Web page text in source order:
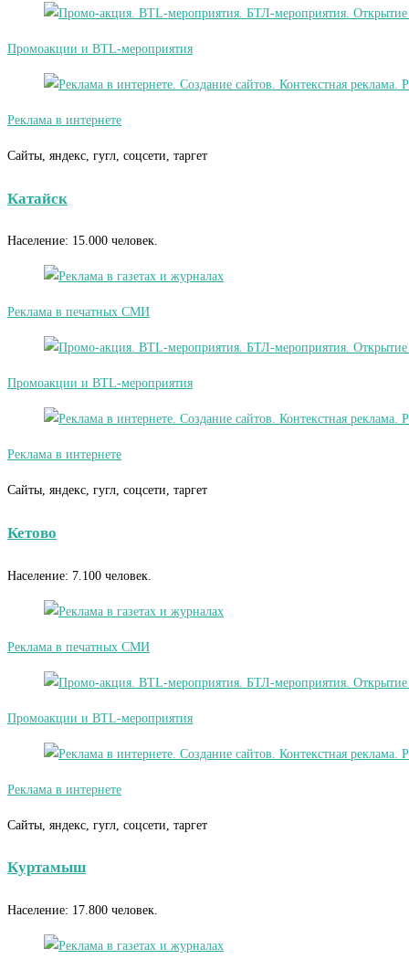
Промоакции и BTL-мероприятия
Реклама в интернете
Сайты, яндекс, гугл, соцсети, таргет
Катайск
Население: 15.000 человек.
Реклама в печатных СМИ
Промоакции и BTL-мероприятия
Реклама в интернете
Сайты, яндекс, гугл, соцсети, таргет
Кетово
Население: 7.100 человек.
Реклама в печатных СМИ
Промоакции и BTL-мероприятия
Реклама в интернете
Сайты, яндекс, гугл, соцсети, таргет
Куртамыш
Население: 17.800 человек.